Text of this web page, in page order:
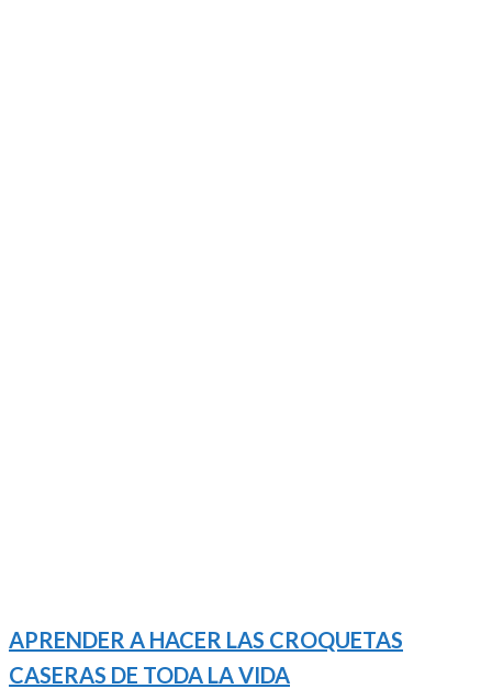
APRENDER A HACER LAS CROQUETAS
CASERAS DE TODA LA VIDA